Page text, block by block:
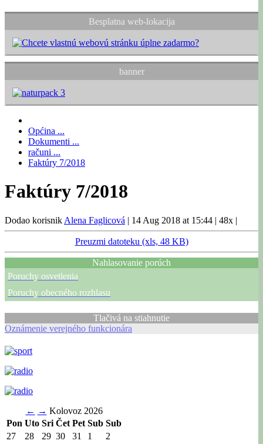
Besplatna web-lokacija
banner
Općina ...
Dokumenti ...
računi ...
Faktúry 7/2018
Faktúry 7/2018
Dodao korisnik Alena Faglicová | 14 Aug 2018 at 15:44 | 48x |
Preuzmi datoteku (xls, 48 KB)
Nahlasovanie porúch
Poruchy osvetlenia
Poruchy obecného rozhlasu
Tlačivá na stiahnutie
Oznámenie verejného funkcionára
← → Kolovoz 2026
Pon Uto Sri Čet Pet Sub Sub
27
28 29 30 31 1
2